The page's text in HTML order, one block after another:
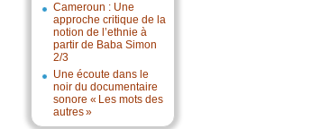
Cameroun : Une
approche critique de la
notion de l’ethnie à
partir de Baba Simon
2/3
Une écoute dans le
noir du documentaire
sonore « Les mots des
autres »